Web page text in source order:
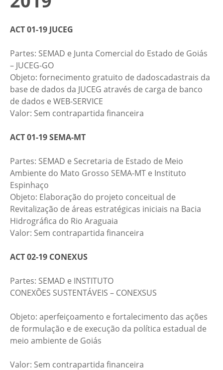
ACT 01-19 JUCEG​
Partes: SEMAD e Junta Comercial do Estado de Goiás
– JUCEG-GO
Objeto: fornecimento gratuito de dadoscadastrais da
base de dados da JUCEG através de carga de banco
de dados e WEB-SERVICE
Valor: Sem contrapartida financeira
ACT 01-19 SEMA-MT​
Partes: SEMAD e Secretaria de Estado de Meio
Ambiente do Mato Grosso SEMA-MT e Instituto
Espinhaço
Objeto: Elaboração do projeto conceitual de
Revitalização de áreas estratégicas iniciais na Bacia
Hidrográfica do Rio Araguaia
Valor: Sem contrapartida financeira
ACT 02-19 CONEXUS​
Partes: SEMAD e INSTITUTO
CONEXÕES SUSTENTÁVEIS – CONEXSUS​
Objeto: aperfeiçoamento e fortalecimento das ações
de formulação e de execução da política estadual de
meio ambiente de Goiás​
Valor: Sem contrapartida financeira